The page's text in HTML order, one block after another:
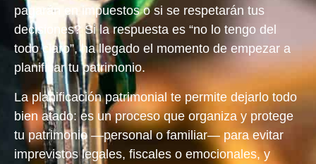
pagarán en impuestos o si se respetarán tus
decisiones? Si la respuesta es “no lo tengo del
todo claro”, ha llegado el momento de empezar a
planificar tu patrimonio.
La planificación patrimonial te permite dejarlo todo
bien atado: es un proceso que organiza y protege
tu patrimonio —personal o familiar— para evitar
imprevistos legales, fiscales o emocionales, y